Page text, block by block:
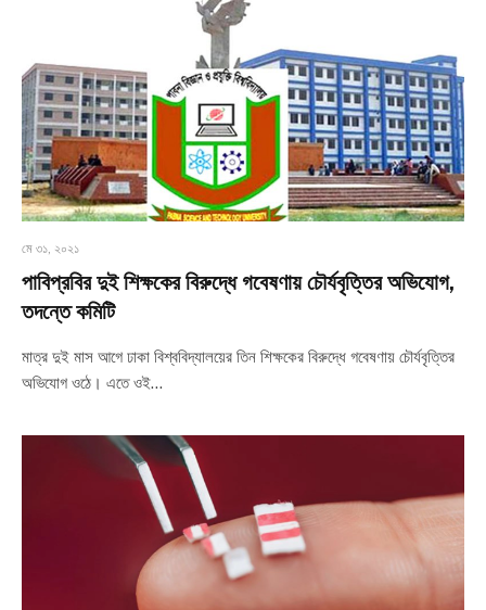
মে ৩১, ২০২১
পাবিপ্রবির দুই শিক্ষকের বিরুদ্ধে গবেষণায় চৌর্যবৃত্তির অভিযোগ,
তদন্তে কমিটি
মাত্র দুই মাস আগে ঢাকা বিশ্ববিদ্যালয়ের তিন শিক্ষকের বিরুদ্ধে গবেষণায় চৌর্যবৃত্তির
অভিযোগ ওঠে। এতে ওই…